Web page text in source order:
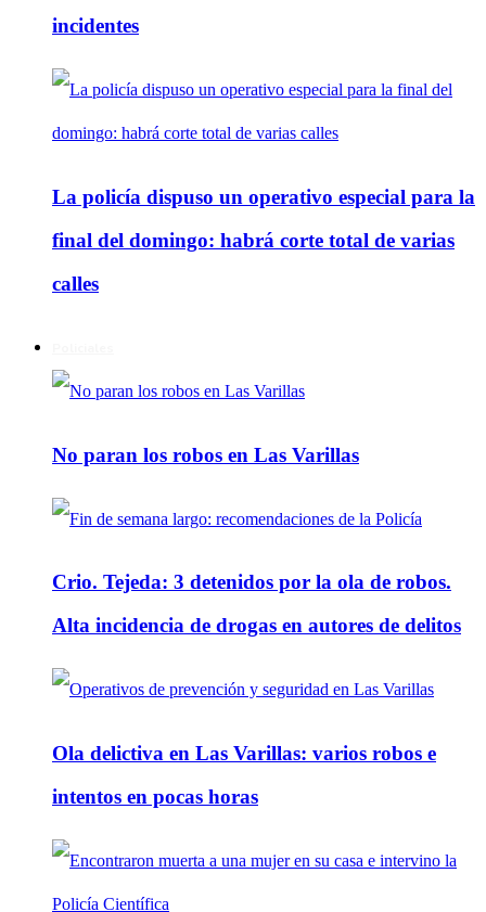
incidentes
La policía dispuso un operativo especial para la
final del domingo: habrá corte total de varias
calles
No paran los robos en Las Varillas
Crio. Tejeda: 3 detenidos por la ola de robos.
Alta incidencia de drogas en autores de delitos
Ola delictiva en Las Varillas: varios robos e
intentos en pocas horas